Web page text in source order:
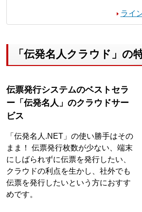
ライ
「伝発名人クラウド」の
伝票発行システムのベストセラ
ー「伝発名人」のクラウドサー
ビス
「伝発名人.NET」の使い勝手はその
まま！ 伝票発行枚数が少ない、端末
にしばられずに伝票を発行したい、
クラウドの利点を生かし、社外でも
伝票を発行したいという方におすす
めです。